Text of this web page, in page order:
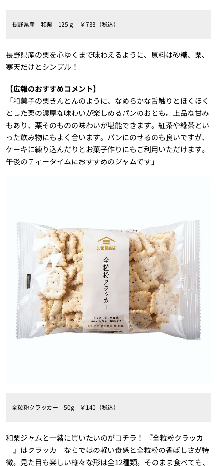
長野県産 和栗 125ｇ ￥733（税込）
長野県産の栗を心ゆくまで味わえるように、原料は砂糖、栗、
寒天だけとシンプル！
【広報のおすすめコメント】
「和菓子の栗きんとんのように、なめらかな舌触りとほくほく
とした栗の濃厚な味わいが楽しめるパンのおとも。上品な甘み
もあり、栗そのものの味わいが堪能できます。紅茶や緑茶とい
った飲み物にもよく合います。パンにのせるのも良いですが、
ケーキに練り込んだりとお菓子作りにもご利用いただけます。
午後のティータイムにおすすめのジャムです」
全粒粉クラッカー 50g ￥140（税込）
和栗ジャムと一緒に買いたいのがコチラ！ 『全粒粉クラッカ
ー』はクラッカーならではの軽い食感と全粒粉の香ばしさが特
徴。見た目も楽しい様々な形は全12種類。そのまま食べても、